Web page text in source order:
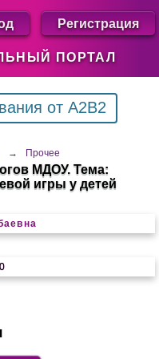
ПОРТАЛ
Регистрация
от A2B2
→ Прочее
МДОУ. Тема:
игры у детей